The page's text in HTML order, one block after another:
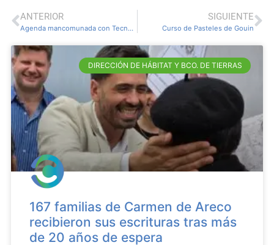
ANTERIOR
Agenda mancomunada con Tecnología Pérez
SIGUIENTE
Curso de Pasteles de Gouin
DIRECCIÓN DE HÁBITAT Y BCO. DE TIERRAS
167 familias de Carmen de Areco
recibieron sus escrituras tras más
de 20 años de espera